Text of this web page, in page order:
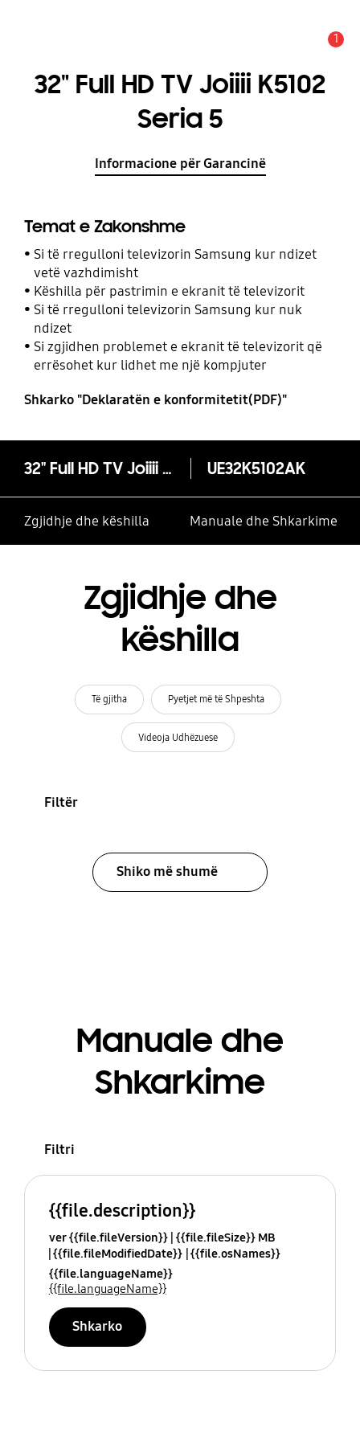
1
32" Full HD TV Joiiii K5102
Seria 5
Informacione për Garancinë
Temat e Zakonshme
Si të rregulloni televizorin Samsung kur ndizet
vetë vazhdimisht
Këshilla për pastrimin e ekranit të televizorit
Si të rregulloni televizorin Samsung kur nuk
ndizet
Si zgjidhen problemet e ekranit të televizorit që
errësohet kur lidhet me një kompjuter
Shkarko "Deklaratën e konformitetit(PDF)"
32" Full HD TV Joiiii K5102 Seria 5 UE32K5102AK
Zgjidhje dhe këshilla Manuale dhe Shkarkime
Zgjidhje dhe
këshilla
Të gjitha Pyetjet më të Shpeshta
Videoja Udhëzuese
Filtër
Shiko më shumë
Manuale dhe
Shkarkime
Filtri
{{file.description}}
ver {{file.fileVersion}} {{file.fileSize}} MB
{{file.fileModifiedDate}} {{file.osNames}}
{{file.languageName}}
{{file.languageName}}
Shkarko